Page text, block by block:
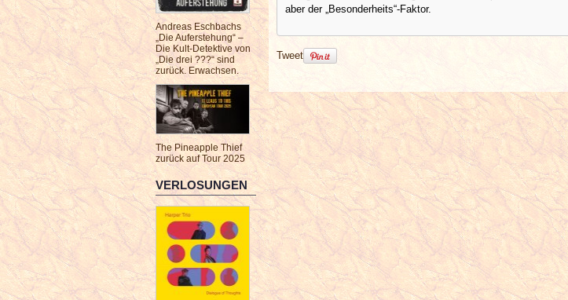
Andreas Eschbachs
„Die Auferstehung“ –
Die Kult-Detektive von
„Die drei ???“ sind
zurück. Erwachsen.
The Pineapple Thief
zurück auf Tour 2025
VERLOSUNGEN
aber der „Besonderheits“-Faktor.
Tweet